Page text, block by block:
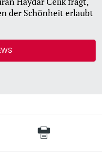
der Schönheit erlaubt